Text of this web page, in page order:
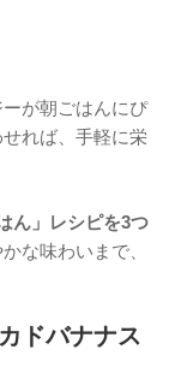
が朝ごはんにぴ
れば、手軽に栄
ん」レシピを3つ
な味わいまで、
ドバナナス